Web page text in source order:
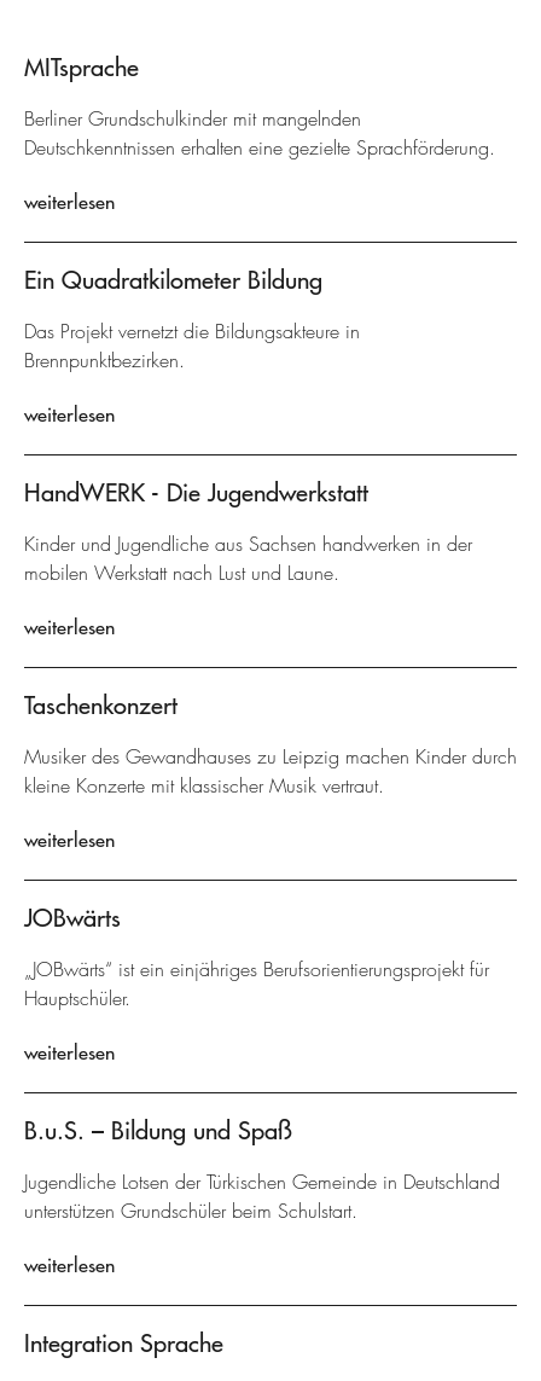
MITsprache
Berliner Grundschulkinder mit mangelnden
Deutschkenntnissen erhalten eine gezielte Sprachförderung.
weiterlesen
Ein Quadratkilometer Bildung
Das Projekt vernetzt die Bildungsakteure in
Brennpunktbezirken.
weiterlesen
HandWERK - Die Jugendwerkstatt
Kinder und Jugendliche aus Sachsen handwerken in der
mobilen Werkstatt nach Lust und Laune.
weiterlesen
Taschenkonzert
Musiker des Gewandhauses zu Leipzig machen Kinder durch
kleine Konzerte mit klassischer Musik vertraut.
weiterlesen
JOBwärts
„JOBwärts“ ist ein einjähriges Berufsorientierungsprojekt für
Hauptschüler.
weiterlesen
B.u.S. – Bildung und Spaß
Jugendliche Lotsen der Türkischen Gemeinde in Deutschland
unterstützen Grundschüler beim Schulstart.
weiterlesen
Integration Sprache